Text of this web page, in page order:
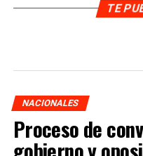
TE
NACIONALES
Proceso de